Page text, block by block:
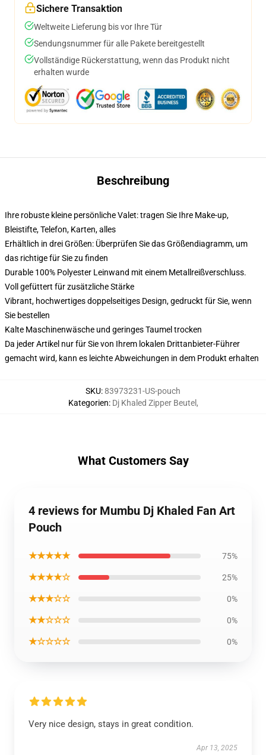
Sichere Transaktion
Weltweite Lieferung bis vor Ihre Tür
Sendungsnummer für alle Pakete bereitgestellt
Vollständige Rückerstattung, wenn das Produkt nicht
erhalten wurde
Beschreibung
Ihre robuste kleine persönliche Valet: tragen Sie Ihre Make-up,
Bleistifte, Telefon, Karten, alles
Erhältlich in drei Größen: Überprüfen Sie das Größendiagramm, um
das richtige für Sie zu finden
Durable 100% Polyester Leinwand mit einem Metallreißverschluss.
Voll gefüttert für zusätzliche Stärke
Vibrant, hochwertiges doppelseitiges Design, gedruckt für Sie, wenn
Sie bestellen
Kalte Maschinenwäsche und geringes Taumel trocken
Da jeder Artikel nur für Sie von Ihrem lokalen Drittanbieter-Führer
gemacht wird, kann es leichte Abweichungen in dem Produkt erhalten
SKU:83973231-US-pouch
Kategorien: Dj Khaled Zipper Beutel ,
What Customers Say
4 reviews for Mumbu Dj Khaled Fan Art
Pouch
★★★★★ 75%
★★★★☆ 25%
★★★☆☆ 0%
★★☆☆☆ 0%
★☆☆☆☆ 0%
Very nice design, stays in great condition.
Apr 13, 2025